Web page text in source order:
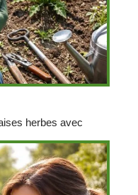
herbes avec